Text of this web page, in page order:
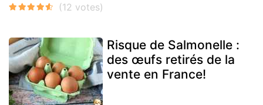
Risque de Salmonelle :
des œufs retirés de la
vente en France!